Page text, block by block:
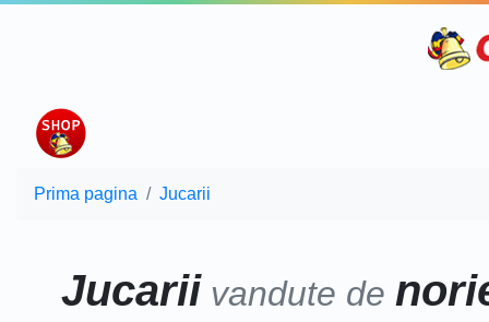
Prima pagina Jucarii
Jucarii vandute de